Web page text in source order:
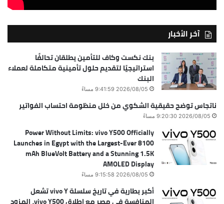
آخر الأخبار
بنك نكست وكاف للتأمين يطلقان تحالفًا
استراتيجيًا لتقديم حلول تأمينية متكاملة لعملاء
البنك
2026/08/05 9:41:59 مساءً
ناتجاس توضح حقيقية الشكوي من خلل منظومة احتساب الفواتير
2026/08/05 9:20:30 مساءً
Power Without Limits: vivo Y500 Officially
Launches in Egypt with the Largest-Ever 8100
mAh BlueVolt Battery and a Stunning 1.5K
AMOLED Display
2026/08/05 9:15:58 مساءً
أكبر بطارية في تاريخ سلسلة vivo Y تشعل